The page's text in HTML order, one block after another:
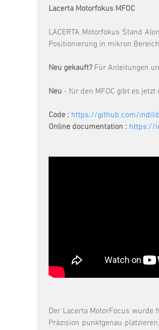
Lacerta Motorfokus MFOC
LACERTA Motorfokus Stand
Positionierung in mikron
Neu gekauft? Für Anleitungen
Neu - für den MFOC gibt es jetzt
Code : https://github.com/
Online documentation : https://
Der Lacerta MotorFocus
Präzision punktgenau